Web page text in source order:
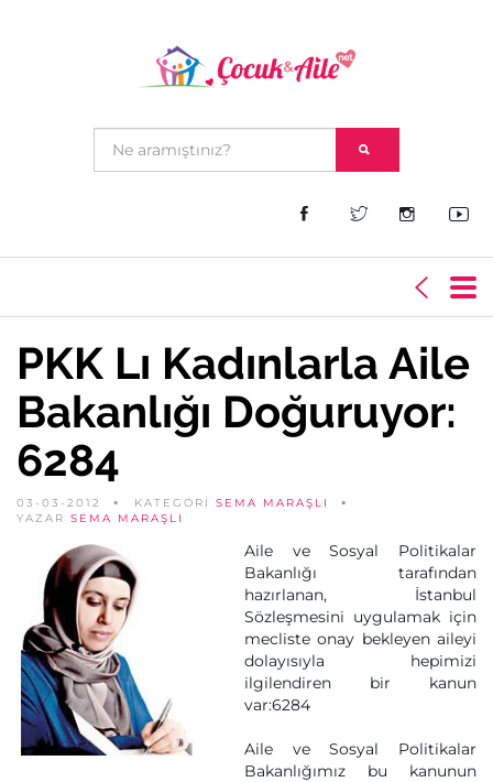
PKK Lı Kadınlarla Aile
Bakanlığı Doğuruyor:
6284
03-03-2012 KATEGORİ SEMA MARAŞLI
YAZAR SEMA MARAŞLI
Aile ve Sosyal Politikalar
Bakanlığı tarafından
hazırlanan, İstanbul
Sözleşmesini uygulamak için
mecliste onay bekleyen aileyi
dolayısıyla hepimizi
ilgilendiren bir kanun
var:6284
Aile ve Sosyal Politikalar
Bakanlığımız bu kanunun